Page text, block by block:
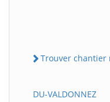
Trouver chantier
DU-VALDONNEZ